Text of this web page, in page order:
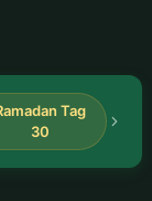
Tag
30